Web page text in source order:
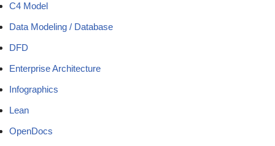
C4 Model
Data Modeling / Database
DFD
Enterprise Architecture
Infographics
Lean
OpenDocs